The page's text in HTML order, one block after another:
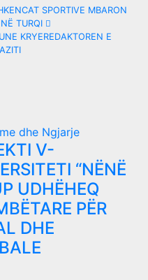
SPORTIVE MBARON
TURQI
KRYEREDAKTOREN E
dhe Ngjarje
V-
“NËNË
UDHËHEQ
PËR
DHE